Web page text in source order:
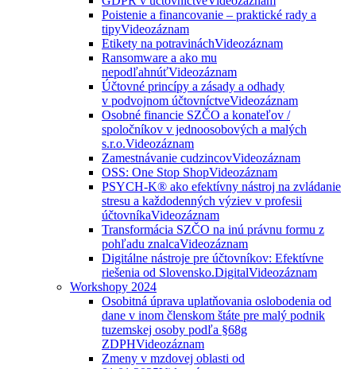
Poistenie a financovanie – praktické rady a
tipyVideozáznam
Etikety na potravináchVideozáznam
Ransomware a ako mu
nepodľahnúťVideozáznam
Účtovné princípy a zásady a odhady
v podvojnom účtovníctveVideozáznam
Osobné financie SZČO a konateľov /
spoločníkov v jednoosobových a malých
s.r.o.Videozáznam
Zamestnávanie cudzincovVideozáznam
OSS: One Stop ShopVideozáznam
PSYCH-K® ako efektívny nástroj na zvládanie
stresu a každodenných výziev v profesii
účtovníkaVideozáznam
Transformácia SZČO na inú právnu formu z
pohľadu znalcaVideozáznam
Digitálne nástroje pre účtovníkov: Efektívne
riešenia od Slovensko.DigitalVideozáznam
Workshopy 2024
Osobitná úprava uplatňovania oslobodenia od
dane v inom členskom štáte pre malý podnik
tuzemskej osoby podľa §68g
ZDPHVideozáznam
Zmeny v mzdovej oblasti od